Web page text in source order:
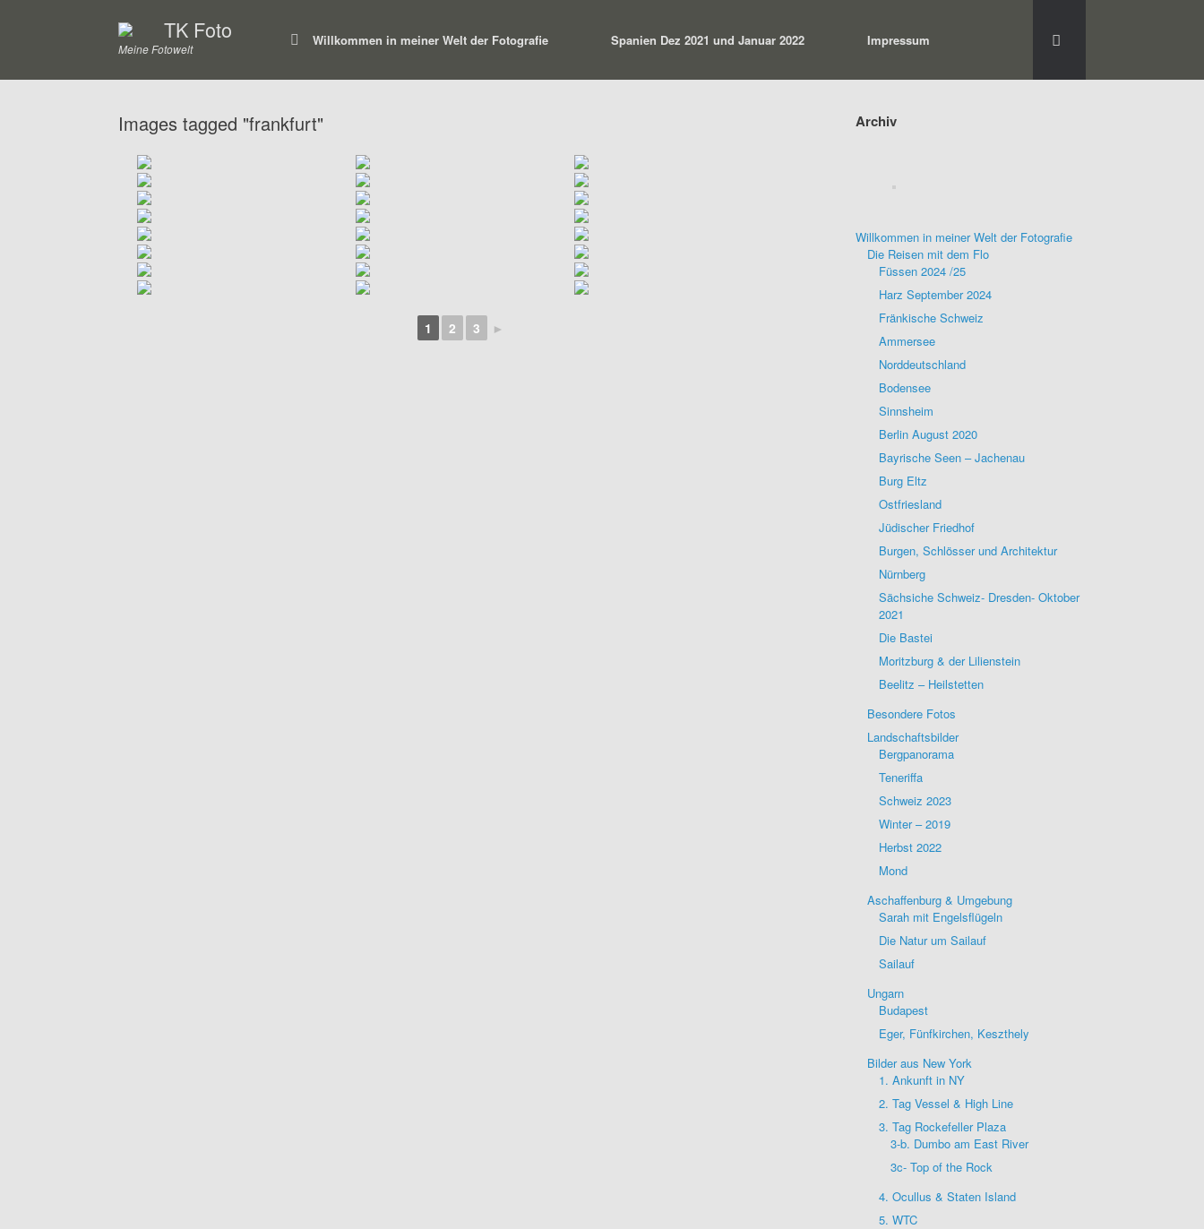
TK Foto
Meine Fotowelt
Willkommen in meiner Welt der Fotografie Spanien Dez 2021 und Januar 2022 Impressum
Images tagged "frankfurt"
1 2 3 ►
Archiv
Willkommen in meiner Welt der Fotografie
Die Reisen mit dem Flo
Füssen 2024 /25
Harz September 2024
Fränkische Schweiz
Ammersee
Norddeutschland
Bodensee
Sinnsheim
Berlin August 2020
Bayrische Seen – Jachenau
Burg Eltz
Ostfriesland
Jüdischer Friedhof
Burgen, Schlösser und Architektur
Nürnberg
Sächsiche Schweiz- Dresden- Oktober
2021
Die Bastei
Moritzburg & der Lilienstein
Beelitz – Heilstetten
Besondere Fotos
Landschaftsbilder
Bergpanorama
Teneriffa
Schweiz 2023
Winter – 2019
Herbst 2022
Mond
Aschaffenburg & Umgebung
Sarah mit Engelsflügeln
Die Natur um Sailauf
Sailauf
Ungarn
Budapest
Eger, Fünfkirchen, Keszthely
Bilder aus New York
1. Ankunft in NY
2. Tag Vessel & High Line
3. Tag Rockefeller Plaza
3-b. Dumbo am East River
3c- Top of the Rock
4. Ocullus & Staten Island
5. WTC